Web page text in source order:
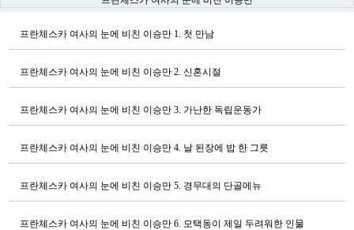
프란체스카 여사의 눈에 비친 이승만 1. 첫 만남
프란체스카 여사의 눈에 비친 이승만 2. 신혼시절
프란체스카 여사의 눈에 비친 이승만 3. 가난한 독립운동가
프란체스카 여사의 눈에 비친 이승만 4. 날 된장에 밥 한 그릇
프란체스카 여사의 눈에 비친 이승만 5. 경무대의 단골메뉴
프란체스카 여사의 눈에 비친 이승만 6. 모택동이 제일 두려워한 인물